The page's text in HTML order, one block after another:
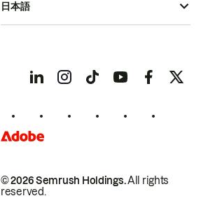
© 2026 Semrush Holdings.All rights
reserved.
日本語